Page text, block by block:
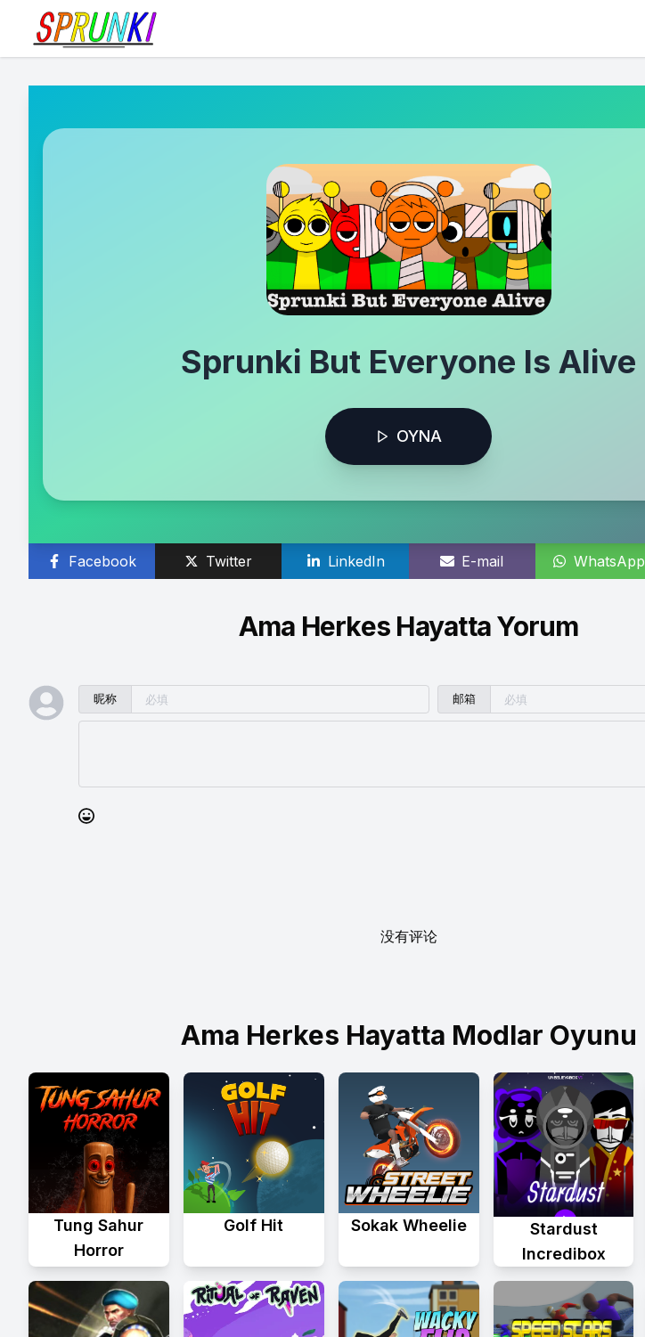
Sprunki But Everyone Is Alive
OYNA
Facebook Twitter LinkedIn E-mail WhatsApp
Ama Herkes Hayatta Yorum
昵称 邮箱
没有评论
Ama Herkes Hayatta Modlar Oyunu
Tung Sahur
Horror
Golf Hit Sokak Wheelie
Stardust
Incredibox